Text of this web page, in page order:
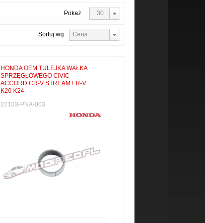
Pokaż 30
Sortuj wg Cena
HONDA OEM TULEJKA WAŁKA
SPRZĘGŁOWEGO CIVIC
ACCORD CR-V STREAM FR-V
K20 K24
22103-PNA-003